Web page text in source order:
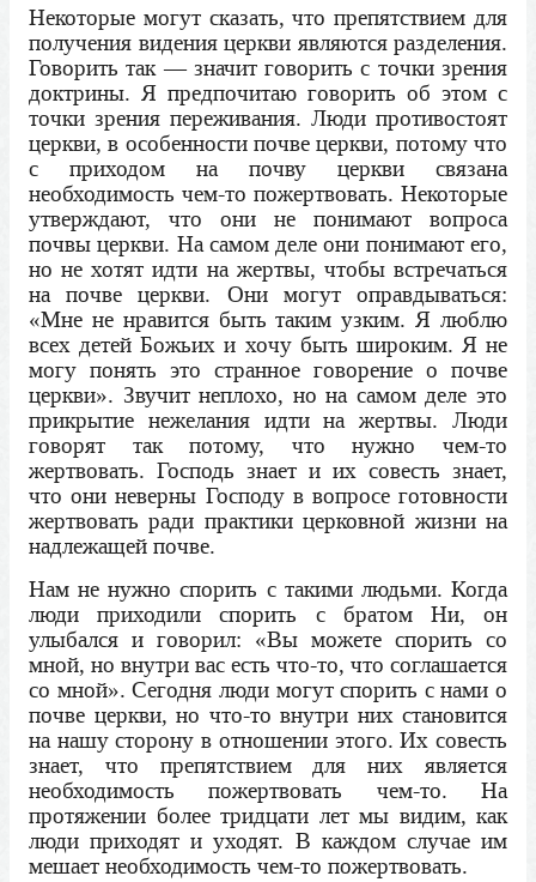
Некоторые могут сказать, что препятствием для
получения видения церкви являются разделения.
Говорить так — значит говорить с точки зрения
доктрины. Я предпочитаю говорить об этом с
точки зрения переживания. Люди противостоят
церкви, в особенности почве церкви, потому что
с приходом на почву церкви связана
необходимость чем-то пожертвовать. Некоторые
утверждают, что они не понимают вопроса
почвы церкви. На самом деле они понимают его,
но не хотят идти на жертвы, чтобы встречаться
на почве церкви. Они могут оправдываться:
«Мне не нравится быть таким узким. Я люблю
всех детей Божьих и хочу быть широким. Я не
могу понять это странное говорение о почве
церкви». Звучит неплохо, но на самом деле это
прикрытие нежелания идти на жертвы. Люди
говорят так потому, что нужно чем-то
жертвовать. Господь знает и их совесть знает,
что они неверны Господу в вопросе готовности
жертвовать ради практики церковной жизни на
надлежащей почве.
Нам не нужно спорить с такими людьми. Когда
люди приходили спорить с братом Ни, он
улыбался и говорил: «Вы можете спорить со
мной, но внутри вас есть что-то, что соглашается
со мной». Сегодня люди могут спорить с нами о
почве церкви, но что-то внутри них становится
на нашу сторону в отношении этого. Их совесть
знает, что препятствием для них является
необходимость пожертвовать чем-то. На
протяжении более тридцати лет мы видим, как
люди приходят и уходят. В каждом случае им
мешает необходимость чем-то пожертвовать.